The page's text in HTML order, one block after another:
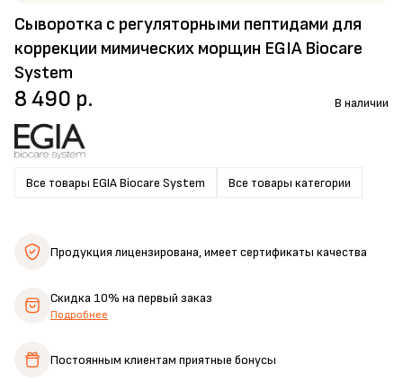
Сыворотка с регуляторными пептидами для
коррекции мимических морщин EGIA Biocare
System
Все товары EGIA Biocare System Все товары категории
8 490 р. В наличии
Продукция лицензирована,имеет сертификаты качества
Скидка 10% на первый заказ
Подробнее
Постоянным клиентам приятные бонусы